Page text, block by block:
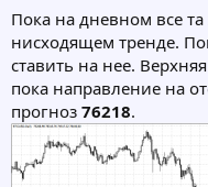
Пока на дневном все
нисходящем тренде.
ставить на нее.
пока направление на
прогноз 76218.